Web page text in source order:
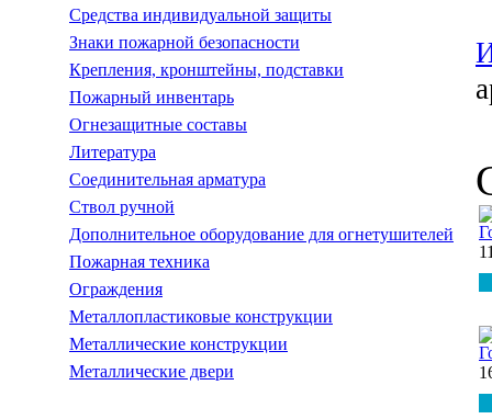
Средства индивидуальной защиты
Знаки пожарной безопасности
Крепления, кронштейны, подставки
Пожарный инвентарь
Огнезащитные составы
Литература
Соединительная арматура
Ствол ручной
Дополнительное оборудование для огнетушителей
Пожарная техника
Ограждения
Металлопластиковые конструкции
Металлические конструкции
Металлические двери